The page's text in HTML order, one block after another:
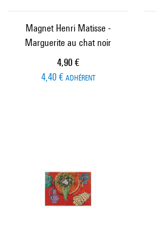
Magnet Henri Matisse -
Marguerite au chat noir
Prix ​​actuel
4,90 €
4,40 € ADHÉRENT